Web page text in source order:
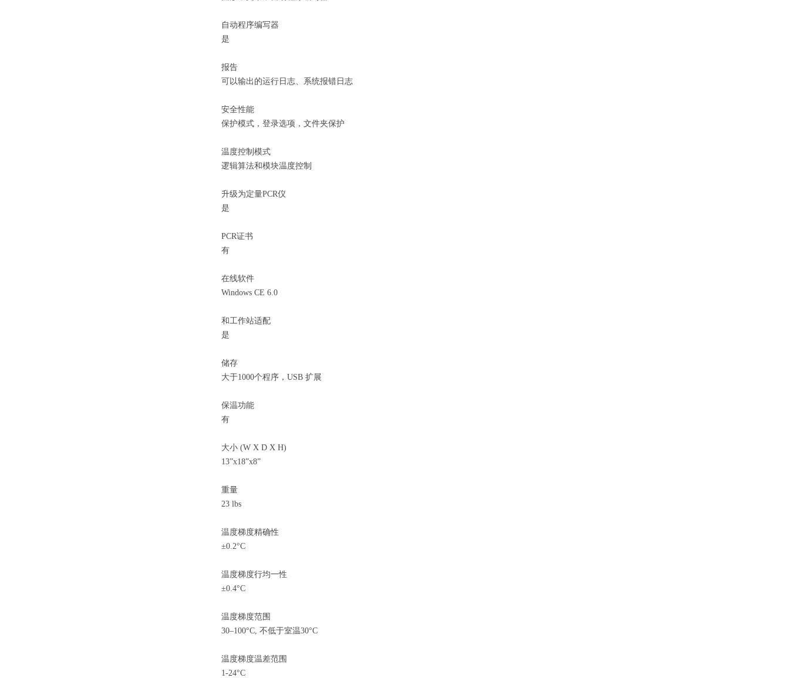
自动程序编写器
是
报告
可以输出的运行日志、系统报错日志
安全性能
保护模式，登录选项，文件夹保护
温度控制模式
逻辑算法和模块温度控制
升级为定量PCR仪
是
PCR证书
有
在线软件
Windows CE 6.0
和工作站适配
是
储存
大于1000个程序，USB 扩展
保温功能
有
大小 (W X D X H)
13”x18”x8”
重量
23 lbs
温度梯度精确性
±0.2°C
温度梯度行均一性
±0.4°C
温度梯度范围
30–100°C, 不低于室温30°C
温度梯度温差范围
1-24°C